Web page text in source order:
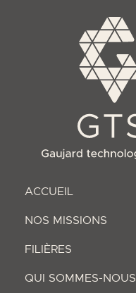
ACCUEIL
NOS MISSIONS
FILIÈRES
QUI SOMMES-NOUS